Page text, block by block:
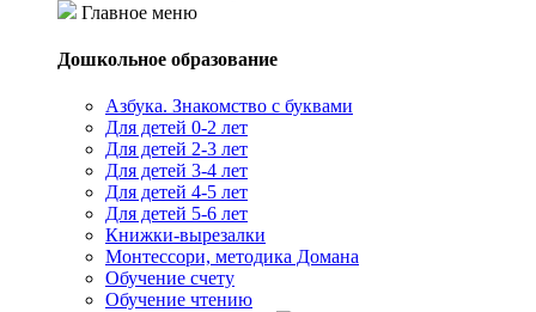
Главное меню
Дошкольное образование
Азбука. Знакомство с буквами
Для детей 0-2 лет
Для детей 2-3 лет
Для детей 3-4 лет
Для детей 4-5 лет
Для детей 5-6 лет
Книжки-вырезалки
Монтессори, методика Домана
Обучение счету
Обучение чтению